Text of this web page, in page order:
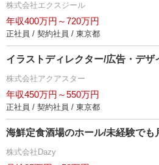
株式会社エクスジール
年収400万円～720万円
正社員 / 契約社員 / 東京都
イラストディレクター/広告・デザ
株式会社アクアスター
年収450万円～550万円
正社員 / 契約社員 / 東京都
海鮮定食酒場のホール/未経験でも
株式会社Dazy